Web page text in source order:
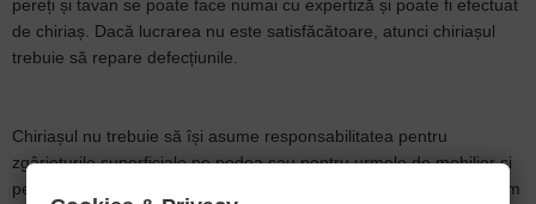
pereți și tavan se poate face numai cu expertiză și poate fi efectuat
de chiriaș. Dacă lucrarea nu este satisfăcătoare, atunci chiriașul
trebuie să repare defecțiunile.
Chiriașul nu trebuie să își asume responsabilitatea pentru
zgârieturile superficiale pe podea sau pentru urmele de mobilier și
petele de pe covor, cu toate acestea, pentru daune mai grave, cum